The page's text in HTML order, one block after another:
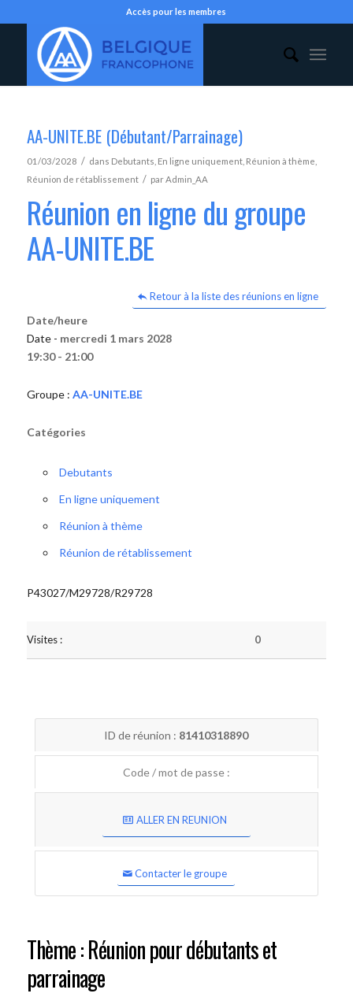
Accès pour les membres
AA-UNITE.BE (Débutant/Parrainage)
01/03/2028 / dans Debutants En ligne uniquement, Réunion à thème
Réunion de rétablissement / parAdmin_AA
Réunion en ligne du groupe
AA-UNITE.BE
Retour à la liste des réunions en ligne
Date/heure
Date - mercredi 1 mars 2028
19:30 - 21:00
Groupe : AA-UNITE.BE
Catégories
Debutants
En ligne uniquement
Réunion à thème
Réunion de rétablissement
P43027/M29728/R29728
Visites : 0
ID de réunion : 81410318890
Code / mot de passe :
ALLER EN REUNION
Contacter le groupe
Thème : Réunion pour débutants et
parrainage